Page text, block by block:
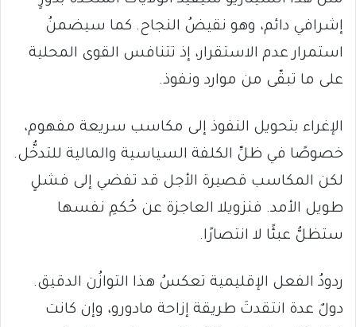
إشرافي دائم، وهو نقيضُ النجاح. كما سيضمنُ
استمرار عدم الاستقرار، إذ تتنافس القوى المحلية
على ما تبقّى من موارد ونفوذ.
الإغراء بتحويل النفوذ إلى مكاسب سريعة مفهوم،
خصوصًا في ظلِّ الكلفة السياسية والمالية للتدخُّل.
لكن المكاسب قصيرة الأجل قد تفضي إلى فشلٍ
طويل الأمد. فنزويلا العاجزة عن حُكمِ نفسها
ستظلُّ عبئًا لا انتصارًا.
ردودُ الفعل الإقليمية تعكسُ هذا التوازُن الدقيق.
دولٌ عدة انتقدتَ طريقة إزاحة مادورو، وإن كانت